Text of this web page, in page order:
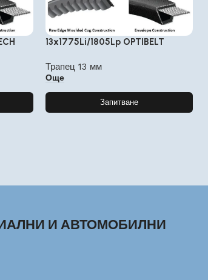
13x1775Li/1805Lp OPTIBELT
Трапец 13 мм
Още
Запитване
И АВТОМОБИЛНИ